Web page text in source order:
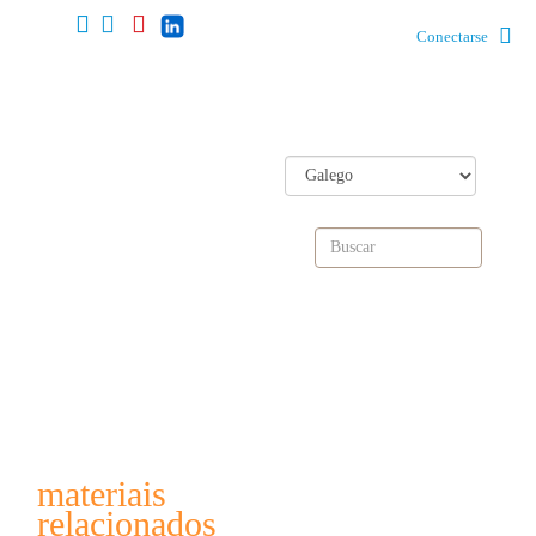
Conectarse
materiais
relacionados